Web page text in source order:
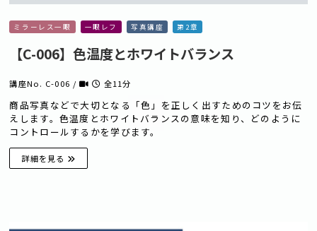
ミラーレス一眼 一眼レフ 写真講座 第2章
【C-006】色温度とホワイトバランス
講座No. C-006 / 全11分
商品写真などで大切となる「色」を正しく出すためのコツをお伝
えします。色温度とホワイトバランスの意味を知り、どのように
コントロールするかを学びます。
詳細を見る